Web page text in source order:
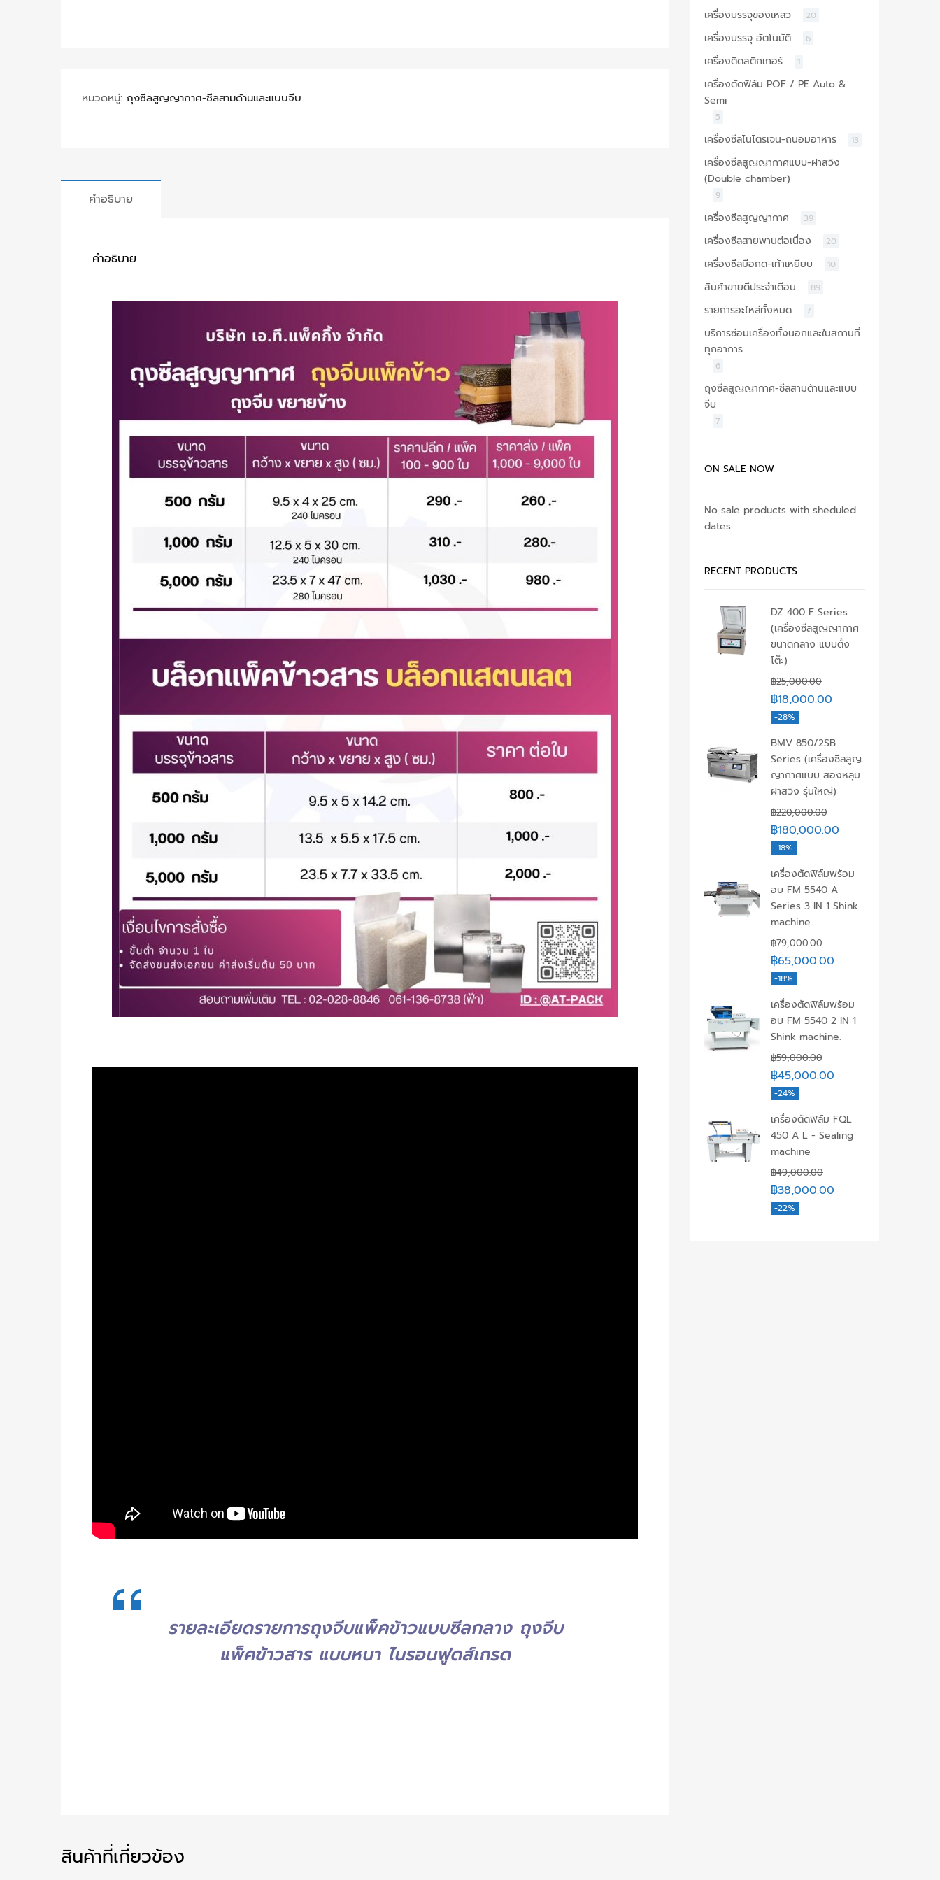
หมวดหมู่: ถุงซีลสูญญากาศ-ซีลสามด้านและแบบจีบ
คำอธิบาย
คำอธิบาย
รายละเอียดรายการถุงจีบแพ็คข้าวแบบซีลกลาง ถุงจีบ
แพ็คข้าวสาร แบบหนา ไนรอนฟูดส์เกรด
สินค้าที่เกี่ยวข้อง
เครื่องบรรจุของเหลว 20
เครื่องบรรจุ อัตโนมัติ 6
เครื่องติดสติกเกอร์ 1
เครื่องตัดฟิล์ม POF / PE Auto &
Semi
5
เครื่องซีลไนโตรเจน-ถนอมอาหาร 13
เครื่องซีลสูญญากาศแบบ-ฝาสวิง
(Double chamber)
9
เครื่องซีลสูญญากาศ 39
เครื่องซีลสายพานต่อเนื่อง 20
เครื่องซีลมือกด-เท้าเหยียบ 10
สินค้าขายดีประจำเดือน 89
รายการอะไหล่ทั้งหมด 7
บริการซ่อมเครื่องทั้งนอกและในสถานที่
ทุกอาการ
6
ถุงซีลสูญญากาศ-ซีลสามด้านและแบบ
จีบ
7
ON SALE NOW
No sale products with sheduled
dates
RECENT PRODUCTS
DZ 400 F Series
(เครื่องซีลสูญญากาศ
ขนาดกลาง แบบตั้ง
โต๊ะ)
฿25,000.00
฿18,000.00
-28%
BMV 850/2SB
Series (เครื่องซีลสูญ
ญากาศแบบ สองหลุม
ฝาสวิง รุ่นใหญ่)
฿220,000.00
฿180,000.00
-18%
เครื่องตัดฟิล์มพร้อม
อบ FM 5540 A
Series 3 IN 1 Shink
machine.
฿79,000.00
฿65,000.00
-18%
เครื่องตัดฟิล์มพร้อม
อบ FM 5540 2 IN 1
Shink machine.
฿59,000.00
฿45,000.00
-24%
เครื่องตัดฟิล์ม FQL
450 A L - Sealing
machine
฿49,000.00
฿38,000.00
-22%